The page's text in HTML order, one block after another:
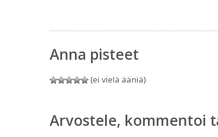
Anna pisteet
(ei vielä ääniä)
Arvostele, kommentoi